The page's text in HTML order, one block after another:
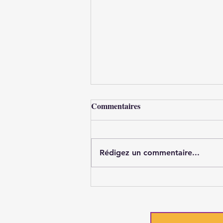
Massage russe et mobilisation
Commentaires
Rédigez un commentaire...